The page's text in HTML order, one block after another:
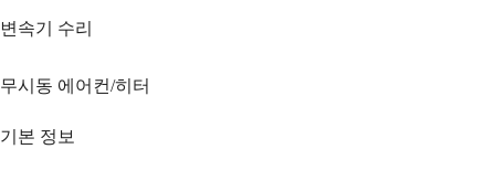
변속기 수리
무시동 에어컨/히터
기본 정보